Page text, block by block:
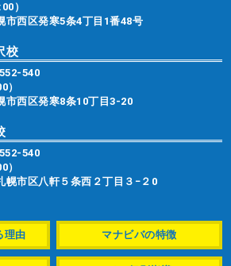
）
西区発寒5条4丁目1番48号
校
540
）
西区発寒8条10丁目3-20
540
）
市区八軒５条西２丁目３−２0
理由 マナビバの特徴